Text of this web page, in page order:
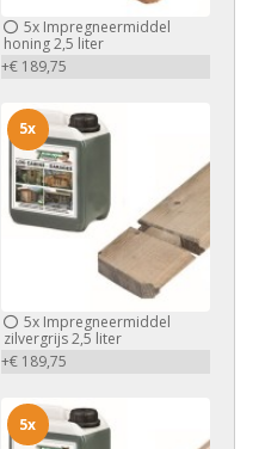
5xImpregneermiddel
honing 2,5 liter
+€ 189,75
5xImpregneermiddel
zilvergrijs 2,5 liter
+€ 189,75
5x
5x